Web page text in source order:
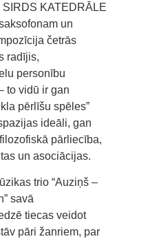
KATEDRĀLE
un
četrās
radījis,
personību
to vidū ir gan
pērlīšu spēles”
ideāli, gan
pārliecība,
un asociācijas.
trio “Auziņš –
savā
tiecas veidot
pāri žanriem, par